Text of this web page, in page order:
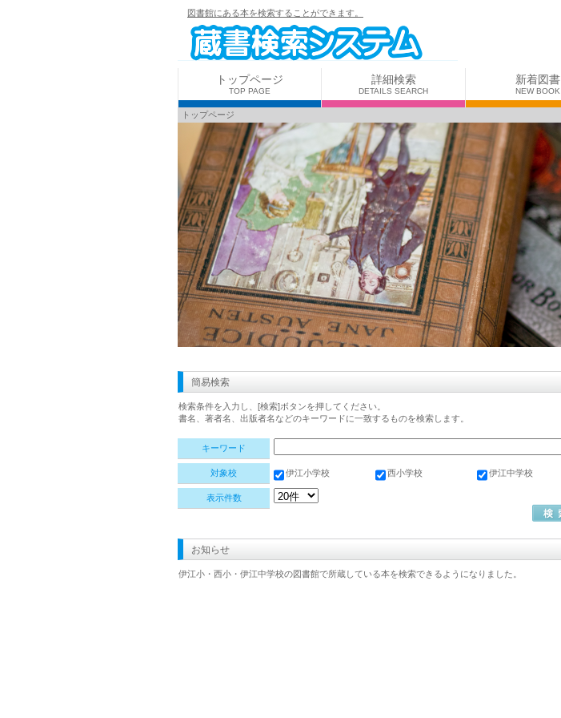
図書館にある本を検索することができます。
トップページ
簡易検索
検索条件を入力し、[検索]ボタンを押してください。
書名、著者名、出版者名などのキーワードに一致するものを検索します。
キーワード
対象校 伊江小学校 西小学校 伊江中学校
表示件数
お知らせ
伊江小・西小・伊江中学校の図書館で所蔵している本を検索できるようになりました。
トップページ
TOP PAGE
詳細検索
DETAILS SEARCH
新着図書
NEW BOOK